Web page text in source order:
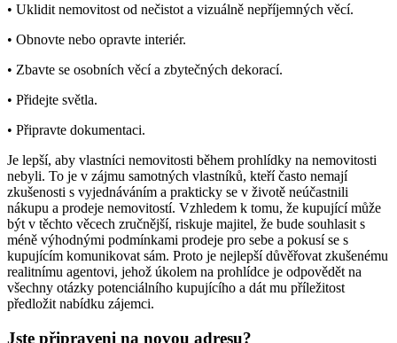
• Uklidit nemovitost od nečistot a vizuálně nepříjemných věcí.
• Obnovte nebo opravte interiér.
• Zbavte se osobních věcí a zbytečných dekorací.
• Přidejte světla.
• Připravte dokumentaci.
Je lepší, aby vlastníci nemovitosti během prohlídky na nemovitosti
nebyli. To je v zájmu samotných vlastníků, kteří často nemají
zkušenosti s vyjednáváním a prakticky se v životě neúčastnili
nákupu a prodeje nemovitostí. Vzhledem k tomu, že kupující může
být v těchto věcech zručnější, riskuje majitel, že bude souhlasit s
méně výhodnými podmínkami prodeje pro sebe a pokusí se s
kupujícím komunikovat sám. Proto je nejlepší důvěřovat zkušenému
realitnímu agentovi, jehož úkolem na prohlídce je odpovědět na
všechny otázky potenciálního kupujícího a dát mu příležitost
předložit nabídku zájemci.
Jste připraveni na novou adresu?